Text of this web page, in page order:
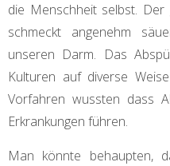
die Menschheit selbst. Der
schmeckt angenehm
unseren Darm. Das
Kulturen auf diverse
Vorfahren wussten dass
Erkrankungen führen.
Man könnte behaupten,